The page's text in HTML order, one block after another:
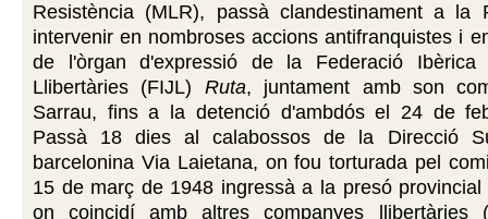
Resistència (MLR), passà clandestinament a la
intervenir en nombroses accions antifranquistes i
de l'òrgan d'expressió de la Federació Ibèrica
Llibertàries (FIJL) Ruta, juntament amb son
Sarrau, fins a la detenció d'ambdós el 24 de
Passà 18 dies al calabossos de la Direcció
barcelonina Via Laietana, on fou torturada pel
15 de març de 1948 ingressà a la presó
on coincidí amb altres companyes llibertàries